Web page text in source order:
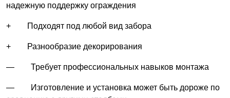
надежную поддержку ограждения
+ Подходят под любой вид забора
+ Разнообразие декорирования
— Требует профессиональных навыков монтажа
— Изготовление и установка может быть дороже по